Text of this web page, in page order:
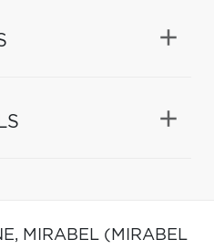
MIRABEL (MIRABEL